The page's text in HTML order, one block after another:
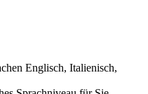
Englisch, Italienisch,